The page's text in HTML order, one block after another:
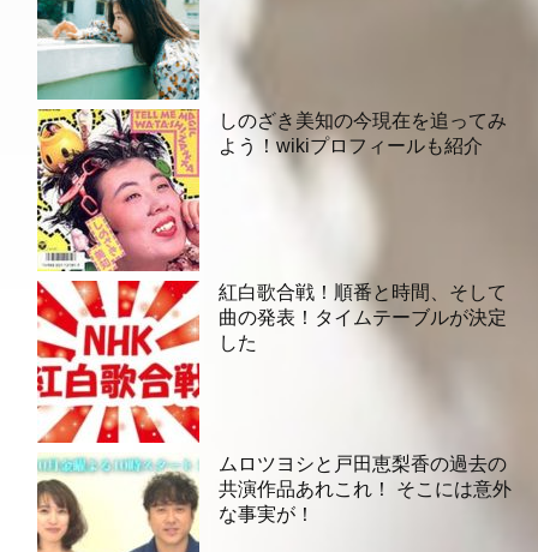
しのざき美知の今現在を追ってみ
よう！wikiプロフィールも紹介
紅白歌合戦！順番と時間、そして
曲の発表！タイムテーブルが決定
した
ムロツヨシと戸田恵梨香の過去の
共演作品あれこれ！ そこには意外
な事実が！